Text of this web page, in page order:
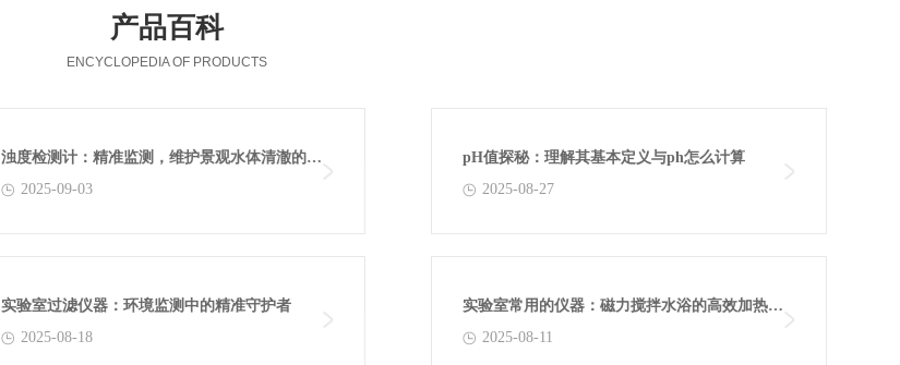
产品百科
ENCYCLOPEDIA OF PRODUCTS
浊度检测计：精准监测，维护景观水体清澈的关
键工具
2025-09-03
pH值探秘：理解其基本定义与ph怎么计算
2025-08-27
实验室过滤仪器：环境监测中的精准守护者
2025-08-18
实验室常用的仪器：磁力搅拌水浴的高效加热与
搅拌功能
2025-08-11